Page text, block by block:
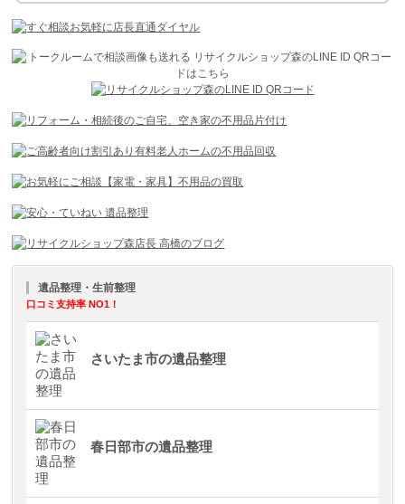
遺品整理・生前整理
口コミ支持率 NO1！
さいたま市の遺品整理
春日部市の遺品整理